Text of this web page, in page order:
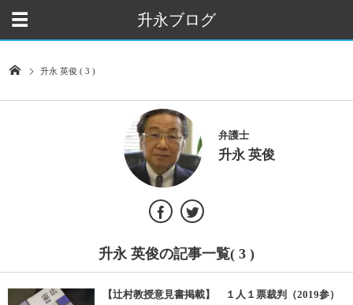
升永ブログ
升永 英俊 ( 3 )
弁護士
升永 英俊
升永 英俊の記事一覧( 3 )
【辻村教授意見書掲載】 １人１票裁判（2019参）